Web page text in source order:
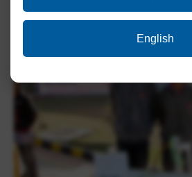
English